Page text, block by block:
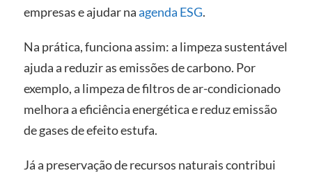
empresas e ajudar naagenda ESG.
Na prática, funciona assim: a limpeza sustentável
ajuda a reduzir as emissões de carbono. Por
exemplo, a limpeza de filtros de ar-condicionado
melhora a eficiência energética e reduz emissão
de gases de efeito estufa.
Já a preservação de recursos naturais contribui